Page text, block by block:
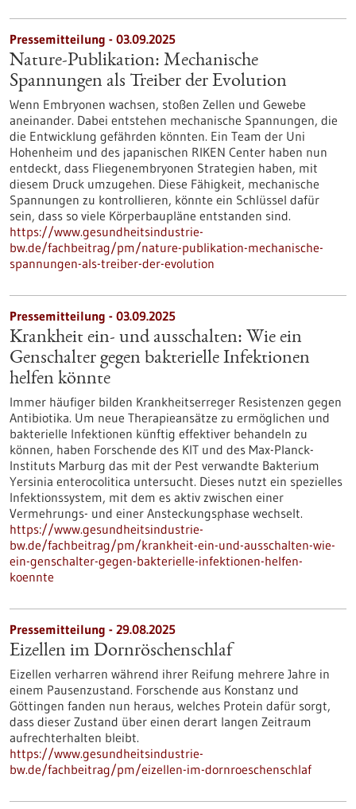
Pressemitteilung - 03.09.2025
Nature-Publikation: Mechanische
Spannungen als Treiber der Evolution
Wenn Embryonen wachsen, stoßen Zellen und Gewebe
aneinander. Dabei entstehen mechanische Spannungen, die
die Entwicklung gefährden könnten. Ein Team der Uni
Hohenheim und des japanischen RIKEN Center haben nun
entdeckt, dass Fliegenembryonen Strategien haben, mit
diesem Druck umzugehen. Diese Fähigkeit, mechanische
Spannungen zu kontrollieren, könnte ein Schlüssel dafür
sein, dass so viele Körperbaupläne entstanden sind.
https://www.gesundheitsindustrie-
bw.de/fachbeitrag/pm/nature-publikation-mechanische-
spannungen-als-treiber-der-evolution
Pressemitteilung - 03.09.2025
Krankheit ein- und ausschalten: Wie ein
Genschalter gegen bakterielle Infektionen
helfen könnte
Immer häufiger bilden Krankheitserreger Resistenzen gegen
Antibiotika. Um neue Therapieansätze zu ermöglichen und
bakterielle Infektionen künftig effektiver behandeln zu
können, haben Forschende des KIT und des Max-Planck-
Instituts Marburg das mit der Pest verwandte Bakterium
Yersinia enterocolitica untersucht. Dieses nutzt ein spezielles
Infektionssystem, mit dem es aktiv zwischen einer
Vermehrungs- und einer Ansteckungsphase wechselt.
https://www.gesundheitsindustrie-
bw.de/fachbeitrag/pm/krankheit-ein-und-ausschalten-wie-
ein-genschalter-gegen-bakterielle-infektionen-helfen-
koennte
Pressemitteilung - 29.08.2025
Eizellen im Dornröschenschlaf
Eizellen verharren während ihrer Reifung mehrere Jahre in
einem Pausenzustand. Forschende aus Konstanz und
Göttingen fanden nun heraus, welches Protein dafür sorgt,
dass dieser Zustand über einen derart langen Zeitraum
aufrechterhalten bleibt.
https://www.gesundheitsindustrie-
bw.de/fachbeitrag/pm/eizellen-im-dornroeschenschlaf